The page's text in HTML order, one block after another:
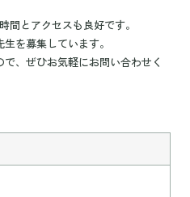
間とアクセスも良好です。
を募集しています。
、ぜひお気軽にお問い合わせく